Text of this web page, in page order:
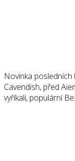
Novinka
Cavendish, před
vyříkali, populární